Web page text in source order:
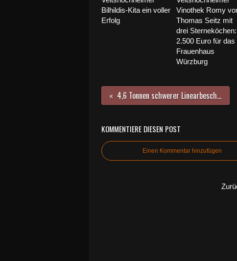
Bilhildis-Kita ein voller
Erfolg
Vinothek Romy
Thomas Seitz mit
drei Sterneköchen:
2.500 Euro für das
Frauenhaus
Würzburg
4,6 Tonnen schwerer Linearbeschleuniger von Palo Alto im Silicon Valley (USA) nach Veitshöchheim in die Strahlentherapie-Praxis Mainfranken
KOMMENTIERE DIESEN POST
Einen Kommentar hinzufügen